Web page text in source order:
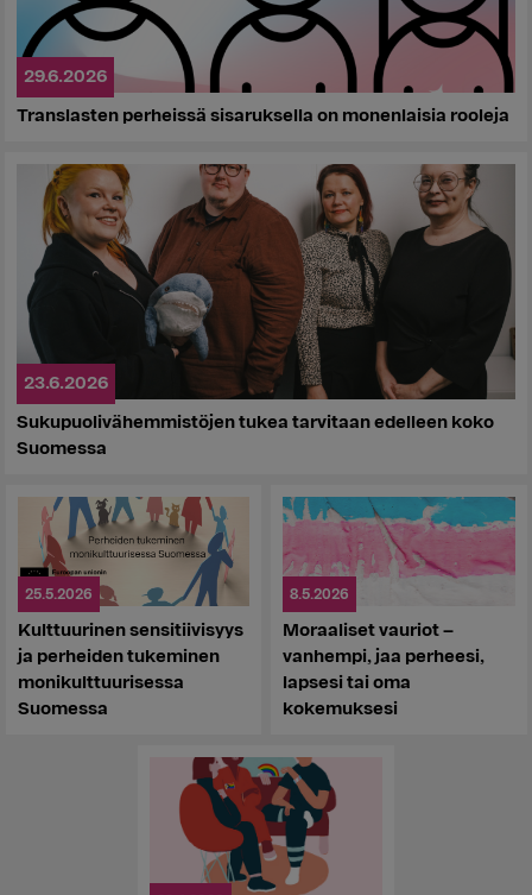
29.6.2026
Translasten perheissä sisaruksella on monenlaisia rooleja
23.6.2026
Sukupuolivähemmistöjen tukea tarvitaan edelleen koko
Suomessa
25.5.2026
Kulttuurinen sensitiivisyys
ja perheiden tukeminen
monikulttuurisessa
Suomessa
8.5.2026
Moraaliset vauriot –
vanhempi, jaa perheesi,
lapsesi tai oma
kokemuksesi